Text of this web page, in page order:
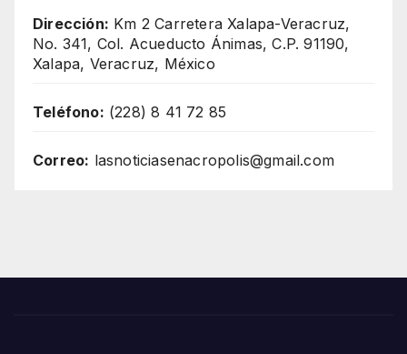
Dirección: Km 2 Carretera Xalapa-Veracruz,
No. 341, Col. Acueducto Ánimas, C.P. 91190,
Xalapa, Veracruz, México
Teléfono: (228) 8 41 72 85
Correo: lasnoticiasenacropolis@gmail.com